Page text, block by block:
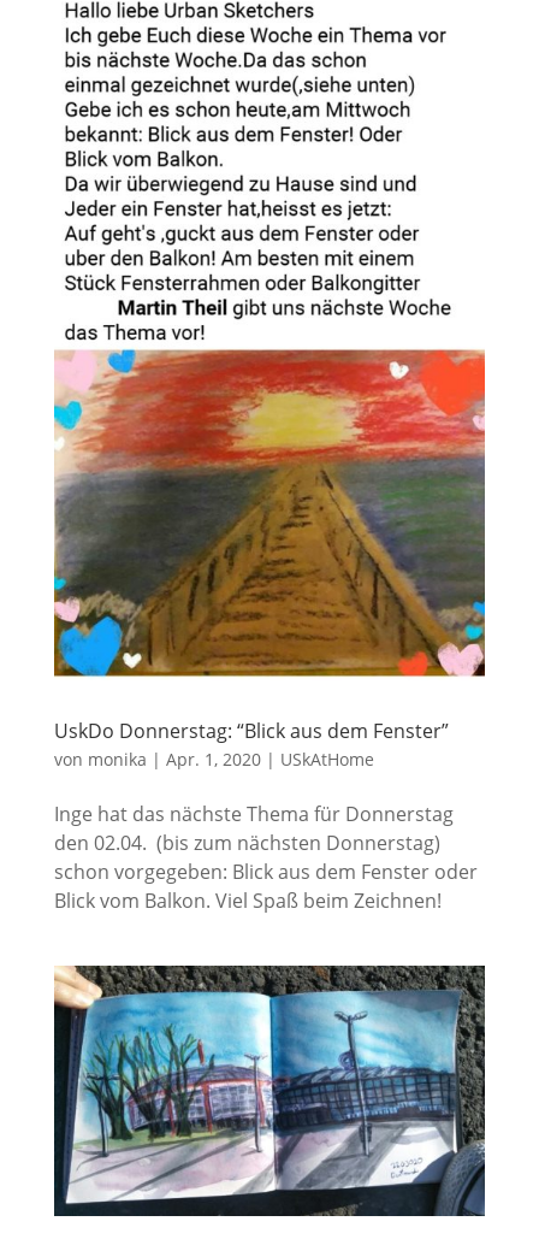
UskDo Donnerstag: “Blick aus dem Fenster”
von monika | Apr. 1, 2020| USkAtHome
Inge hat das nächste Thema für Donnerstag
den 02.04. (bis zum nächsten Donnerstag)
schon vorgegeben: Blick aus dem Fenster oder
Blick vom Balkon. Viel Spaß beim Zeichnen!